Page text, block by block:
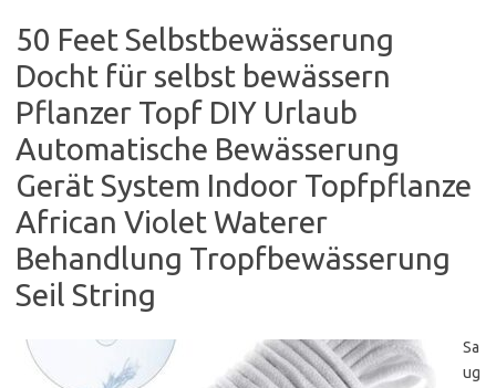
50 Feet Selbstbewässerung
Docht für selbst bewässern
Pflanzer Topf DIY Urlaub
Automatische Bewässerung
Gerät System Indoor Topfpflanze
African Violet Waterer
Behandlung Tropfbewässerung
Seil String
Sa
ug